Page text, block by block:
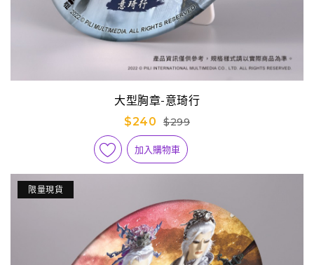
大型胸章-意琦行
$240
$299
加入購物車
限量現貨